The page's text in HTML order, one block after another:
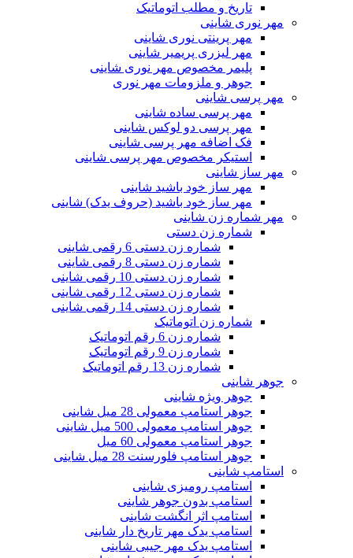
تاریخ و مطلب اتوماتیک
مهر نوری شاینی
مهر پرینتی نوری شاینی
مهر لیزری پریمیر شاینی
پلیمر مخصوص مهر نوری شاینی
جوهر و ملزومات مهر نوری
مهر پرسی شاینی
مهر پرسی ساده شاینی
مهر پرسی دو لوکس شاینی
فک اضافه مهر پرسی شاینی
استیکر مخصوص مهر پرسی شاینی
مهر ساز شاینی
مهر ساز خود باشید شاینی
مهر ساز خود باشید (حروف یدک) شاینی
مهر شماره زن شاینی
شماره زن دستی
شماره زن دستی 6 رقمی شاینی
شماره زن دستی 8 رقمی شاینی
شماره زن دستی 10 رقمی شاینی
شماره زن دستی 12 رقمی شاینی
شماره زن دستی 14 رقمی شاینی
شماره زن اتوماتیک
شماره زن 6 رقم اتوماتیک
شماره زن 9 رقم اتوماتیک
شماره زن 13 رقم اتوماتیک
جوهر شاینی
جوهر ویژه شاینی
جوهر استامپ معمولی 28 میل شاینی
جوهر استامپ معمولی 500 میل شاینی
جوهر استامپ معمولی 60 میل
جوهر استامپ فلورسنت 28 میل شاینی
استامپ شاینی
استامپ رومیزی شاینی
استامپ بدون جوهر شاینی
استامپ اثر انگشت شاینی
استامپ یدک مهر تاریخ دار شاینی
استامپ یدک مهر جیبی شاینی